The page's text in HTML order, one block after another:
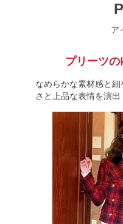
ア
プリーツ
なめらかな素材感と
さと上品な表情を演出